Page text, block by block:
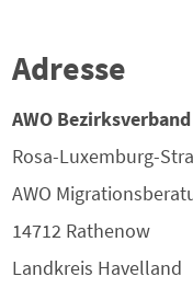
Adresse
AWO
Rosa-Luxemburg-
AWO
14712 Rathenow
Landkreis Havelland